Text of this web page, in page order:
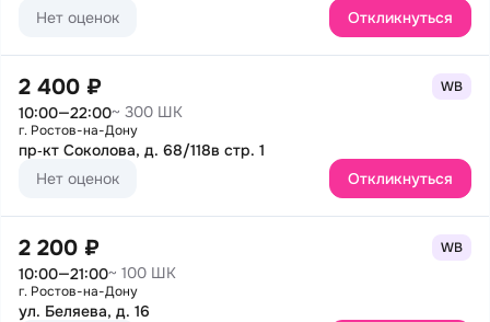
Нет оценок
Откликнуться
2 400 ₽
10:00—22:00~ 300 ШК
WB
г. Ростов-на-Дону
пр‑кт Соколова, д. 68/118в стр. 1
Нет оценок
Откликнуться
2 200 ₽
10:00—21:00~ 100 ШК
WB
г. Ростов-на-Дону
ул. Беляева, д. 16